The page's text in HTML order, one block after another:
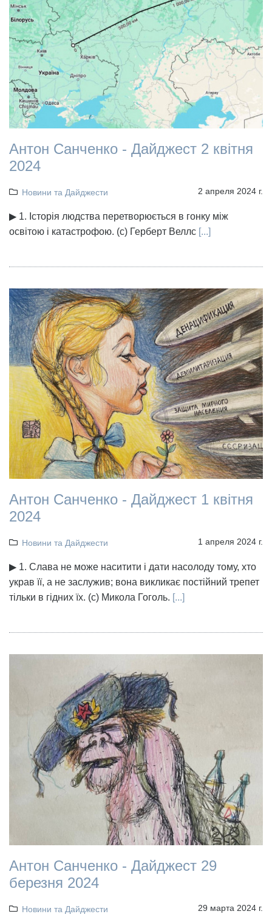
Антон Санченко - Дайджест 2 квітня
2024
Новини та Дайджести 2 апреля 2024 г.
▶ 1. Історія людства перетворюється в гонку між
освітою і катастрофою. (с) Герберт Веллс [...]
Антон Санченко - Дайджест 1 квітня
2024
Новини та Дайджести 1 апреля 2024 г.
▶ 1. Слава не може наситити і дати насолоду тому, хто
украв її, а не заслужив; вона викликає постійний трепет
тільки в гідних їх. (с) Микола Гоголь. [...]
Антон Санченко - Дайджест 29
березня 2024
Новини та Дайджести 29 марта 2024 г.